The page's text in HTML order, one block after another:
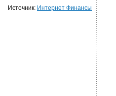
Источник: Интернет Финансы